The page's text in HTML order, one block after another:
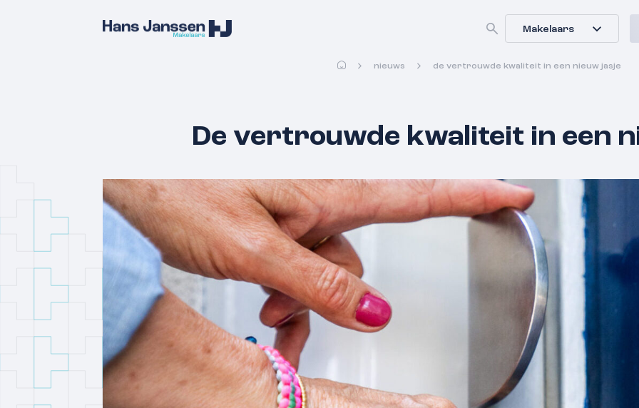
Makelaars
nieuws de vertrouwde kwaliteit in een nieuw jasje
De vertrouwde kwaliteit in een